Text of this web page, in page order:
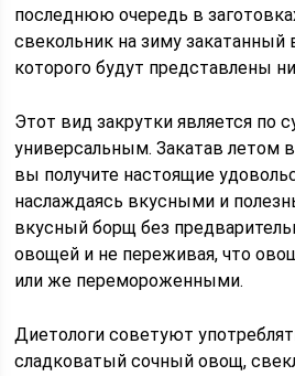
последнюю очередь в
свекольник на зиму закатанный
которого будут представлены
Этот вид закрутки является по
универсальным. Закатав летом
вы получите настоящие
наслаждаясь вкусными и
вкусный борщ без
овощей и не переживая, что
или же перемороженными.
Диетологи советуют
сладковатый сочный овощ,